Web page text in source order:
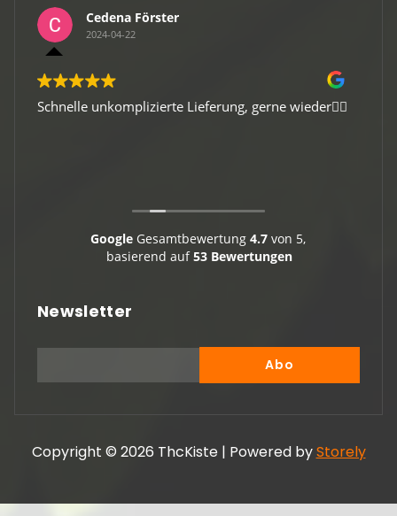
Lieferung, gerne wieder👍🏻
Gute Verpackung, schneller
GoogleGesamtbewertung 4.7von 5,
basierend auf53 Bewertungen
Newsletter
Copyright © 2026 ThcKiste | Powered byStorely